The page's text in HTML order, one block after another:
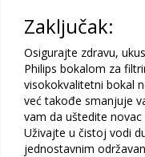
Zaključak:
Osigurajte zdravu,
Philips bokalom za
visokokvalitetni bokal
već takođe smanjuje
vam da uštedite
Uživajte u čistoj vodi
jednostavnim